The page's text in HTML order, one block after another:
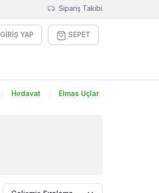
Sipariş Takibi
GİRİŞ YAP SEPET
Hırdavat Elmas Uçlar